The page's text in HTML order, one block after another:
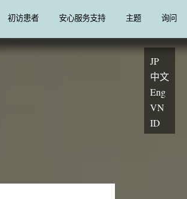
初访患者 安心服务支持 主题 询问
JP
中文
Eng
VN
ID